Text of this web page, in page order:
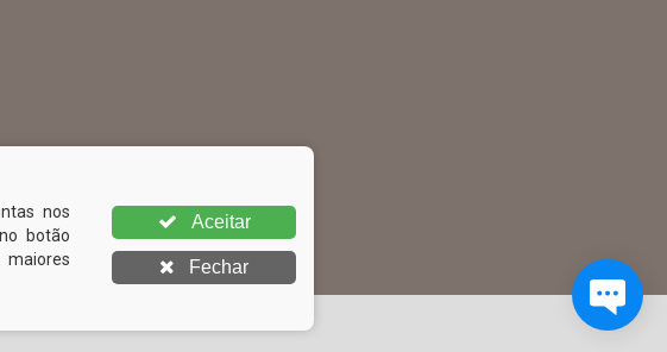
nos
botão
Aceitar
Fechar